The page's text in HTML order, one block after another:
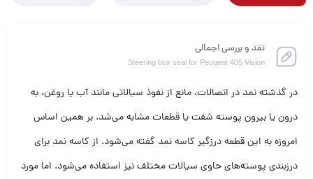
نقد و بررسی اجمالی
Steering box seal for Peugeot 405 Vision
در گذشته نمد در اتصالات، مانع از نفوذ سیالاتی مانند آب یا روغن، به
درون یا بیرون پوسته شفت یا قطعات مشابه می‌شد. بر همین اساس
امروزه به این قطعه درزگیر کاسه نمد گفته می‌شود. از کاسه نمد برای
درزبندی پوسته‌های حاوی سیالات مختلف نیز استفاده می‌شود. اما مورد